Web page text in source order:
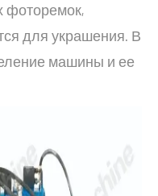
фоторемок,
для украшения. В
машины и ее